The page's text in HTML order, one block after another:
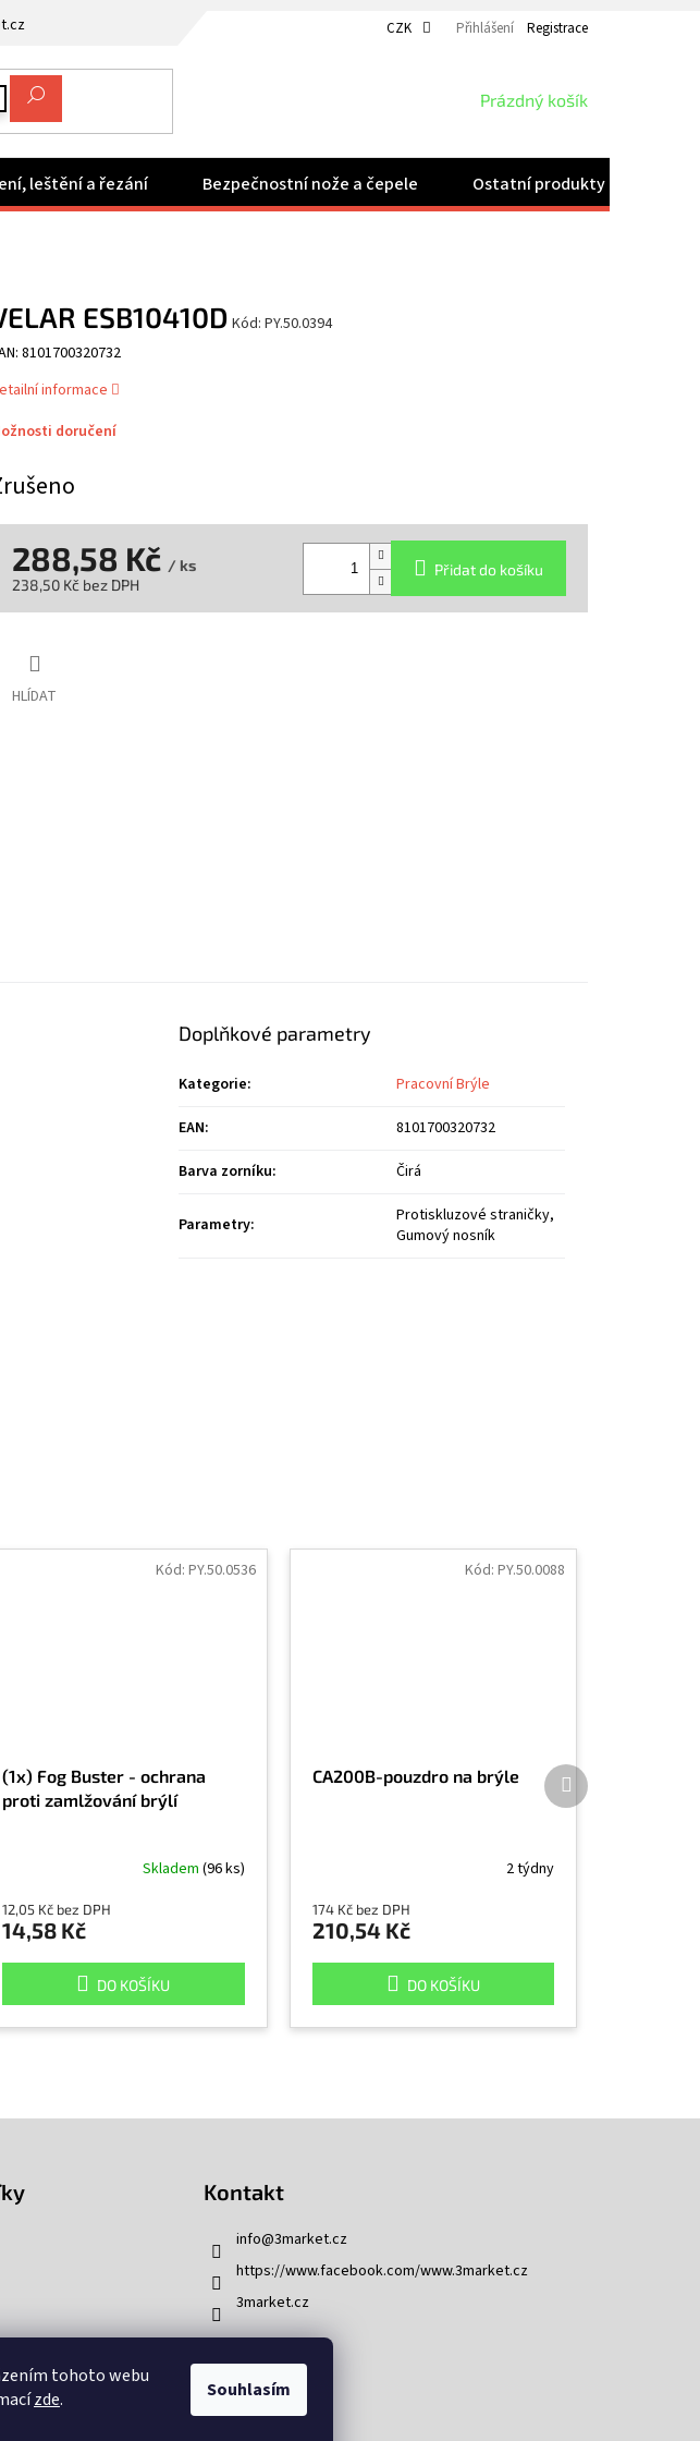
tohoto webu
zde. Souhlasím
CZK Přihlášení Registrace
NÁKUPNÍ
Prázdný košík
leštění a řezání Bezpečnostní nože a čepele Ostatní produkty
doručení
informace
HLÍDAT
288,58 Kč / ks
238,50 Kč bez DPH
Přidat do košíku
ESB10410D Kód: PY.50.0394
8101700320732
(1x) Fog Buster - ochrana
proti zamlžování brýlí
Skladem (96 ks)
12,05 Kč bez DPH
14,58 Kč
DO KOŠÍKU
Kód: PY.50.0536
CA200B-pouzdro na brýle
2 týdny
174 Kč bez DPH
210,54 Kč
DO KOŠÍKU
Kód: PY.50.0088
Další
produkt
Doplňkové parametry
Kategorie:
Pracovní Brýle
EAN:
8101700320732
Barva zorníku: Čirá
Parametry:
Protiskluzové straničky,
Gumový nosník
Kontakt
info@3market.cz
https://www.facebook.com/www.3market.cz
3market.cz